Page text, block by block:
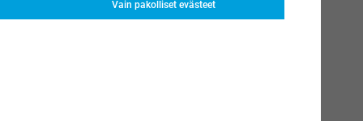
Vain pakolliset evästeet